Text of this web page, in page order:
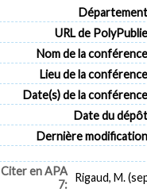
URL de
Nom de la
Lieu de la
Date(s) de la
Date du
Dernière
Citer en APA
7:
Rigaud, M.